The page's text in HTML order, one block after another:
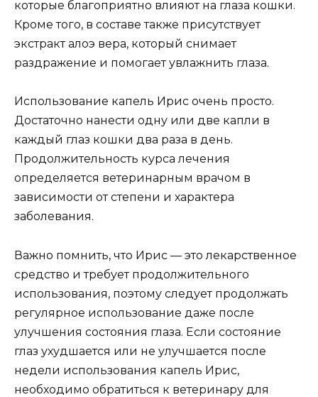
которые благоприятно влияют на глаза кошки.
Кроме того, в составе также присутствует
экстракт алоэ вера, который снимает
раздражение и помогает увлажнить глаза.
Использование капель Ирис очень просто.
Достаточно нанести одну или две капли в
каждый глаз кошки два раза в день.
Продолжительность курса лечения
определяется ветеринарным врачом в
зависимости от степени и характера
заболевания.
Важно помнить, что Ирис — это лекарственное
средство и требует продолжительного
использования, поэтому следует продолжать
регулярное использование даже после
улучшения состояния глаза. Если состояние
глаз ухудшается или не улучшается после
недели использования капель Ирис,
необходимо обратиться к ветеринару для